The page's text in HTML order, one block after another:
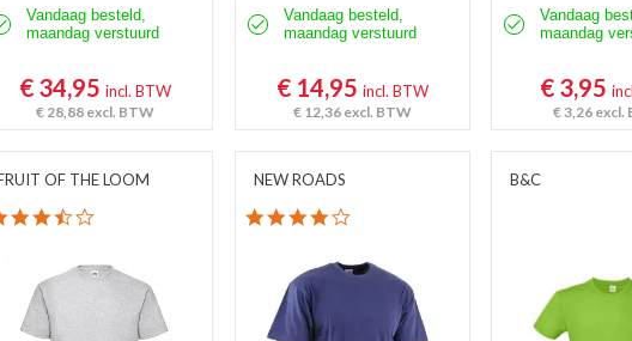
Vandaag besteld,
maandag verstuurd
€ 34,95incl. BTW
€ 28,88 excl. BTW
Vandaag besteld,
maandag verstuurd
€ 14,95 incl. BTW
€ 12,36 excl. BTW
Vandaag
maandag
€ 3,95
€ 3,26 excl.
OF THE LOOM NEW ROADS B&C